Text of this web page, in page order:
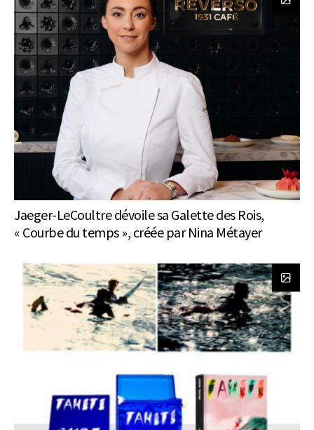
Jaeger-LeCoultre dévoile sa Galette des Rois,
« Courbe du temps », créée par Nina Métayer